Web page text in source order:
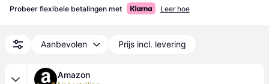
Probeer flexibele betalingen met Leer hoe
Aanbevolen Prijs incl. levering
Amazon